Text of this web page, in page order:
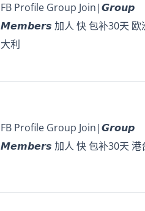
FB Profile Group Join|𝙂𝙧𝙤𝙪𝙥
𝙈𝙚𝙢𝙗𝙚𝙧𝙨 加人 快 包补30天 欧
大利
FB Profile Group Join|𝙂𝙧𝙤𝙪𝙥
𝙈𝙚𝙢𝙗𝙚𝙧𝙨 加人 快 包补30天 港